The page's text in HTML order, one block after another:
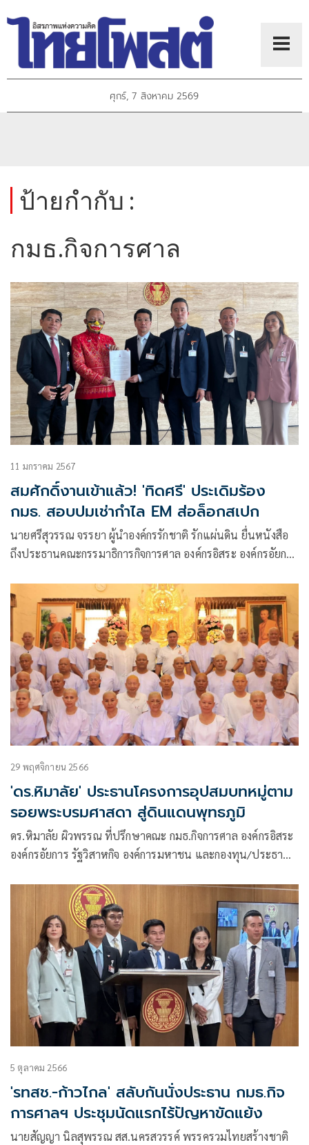
ศุกร์, 7 สิงหาคม 2569
ป้ายกำกับ :
กมธ.กิจการศาล
11 มกราคม 2567
สมศักดิ์งานเข้าแล้ว! 'ทิดศรี' ประเดิมร้อง
กมธ. สอบปมเช่ากำไล EM ส่อล็อกสเปก
นายศรีสุวรรณ จรรยา ผู้นำองค์กรรักชาติ รักแผ่นดิน ยื่นหนังสือ
ถึงประธานคณะกรรมาธิการกิจการศาล องค์กรอิสระ องค์กรอัยการ
ขอให้ตรวจสอบโครงการจัดเช่ากำไล EM ของกรมคุมประพฤติ
29 พฤศจิกายน 2566
'ดร.หิมาลัย' ประธานโครงการอุปสมบทหมู่ตาม
รอยพระบรมศาสดา สู่ดินแดนพุทธภูมิ
ดร.หิมาลัย ผิวพรรณ ที่ปรึกษาคณะ กมธ.กิจการศาล องค์กรอิสระ
องค์กรอัยการ รัฐวิสาหกิจ องค์การมหาชน และกองทุน/ประธานที่
ประธานพระนวกะโพธิ รุ่นที่ 1 ให้เกียรติมาเป็นประธานพิธี
5 ตุลาคม 2566
'รทสช.-ก้าวไกล' สลับกันนั่งประธาน กมธ.กิจ
การศาลฯ ประชุมนัดแรกไร้ปัญหาขัดแย้ง
นายสัญญา นิลสุพรรณ สส.นครสวรรค์ พรรครวมไทยสร้างชาติ